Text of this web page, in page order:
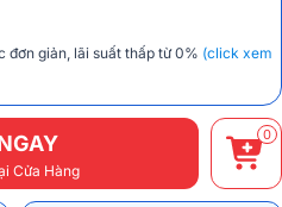
đơn giản, lãi suất thấp từ 0% (click xem
Cửa Hàng
0